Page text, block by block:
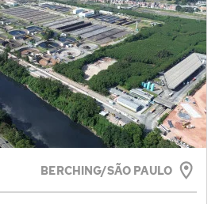
BERCHING/SÃO PAULO